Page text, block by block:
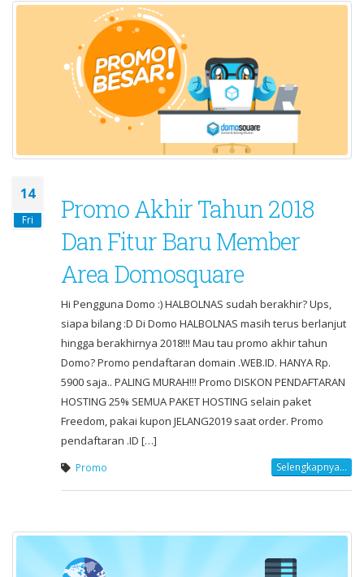
14
Fri
Promo Akhir Tahun 2018
Dan Fitur Baru Member
Area Domosquare
Hi Pengguna Domo :) HALBOLNAS sudah berakhir? Ups,
siapa bilang :D Di Domo HALBOLNAS masih terus berlanjut
hingga berakhirnya 2018!!! Mau tau promo akhir tahun
Domo? Promo pendaftaran domain .WEB.ID. HANYA Rp.
5900 saja.. PALING MURAH!!! Promo DISKON PENDAFTARAN
HOSTING 25% SEMUA PAKET HOSTING selain paket
Freedom, pakai kupon JELANG2019 saat order. Promo
pendaftaran .ID […]
Promo Selengkapnya...